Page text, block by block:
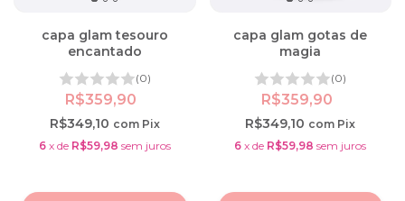
capa glam tesouro
encantado
(0)
R$359,90
R$349,10 com Pix
6 x de R$59,98 sem juros
capa glam gotas de
magia
(0)
R$359,90
R$349,10 com Pix
6 xde R$59,98 sem juros